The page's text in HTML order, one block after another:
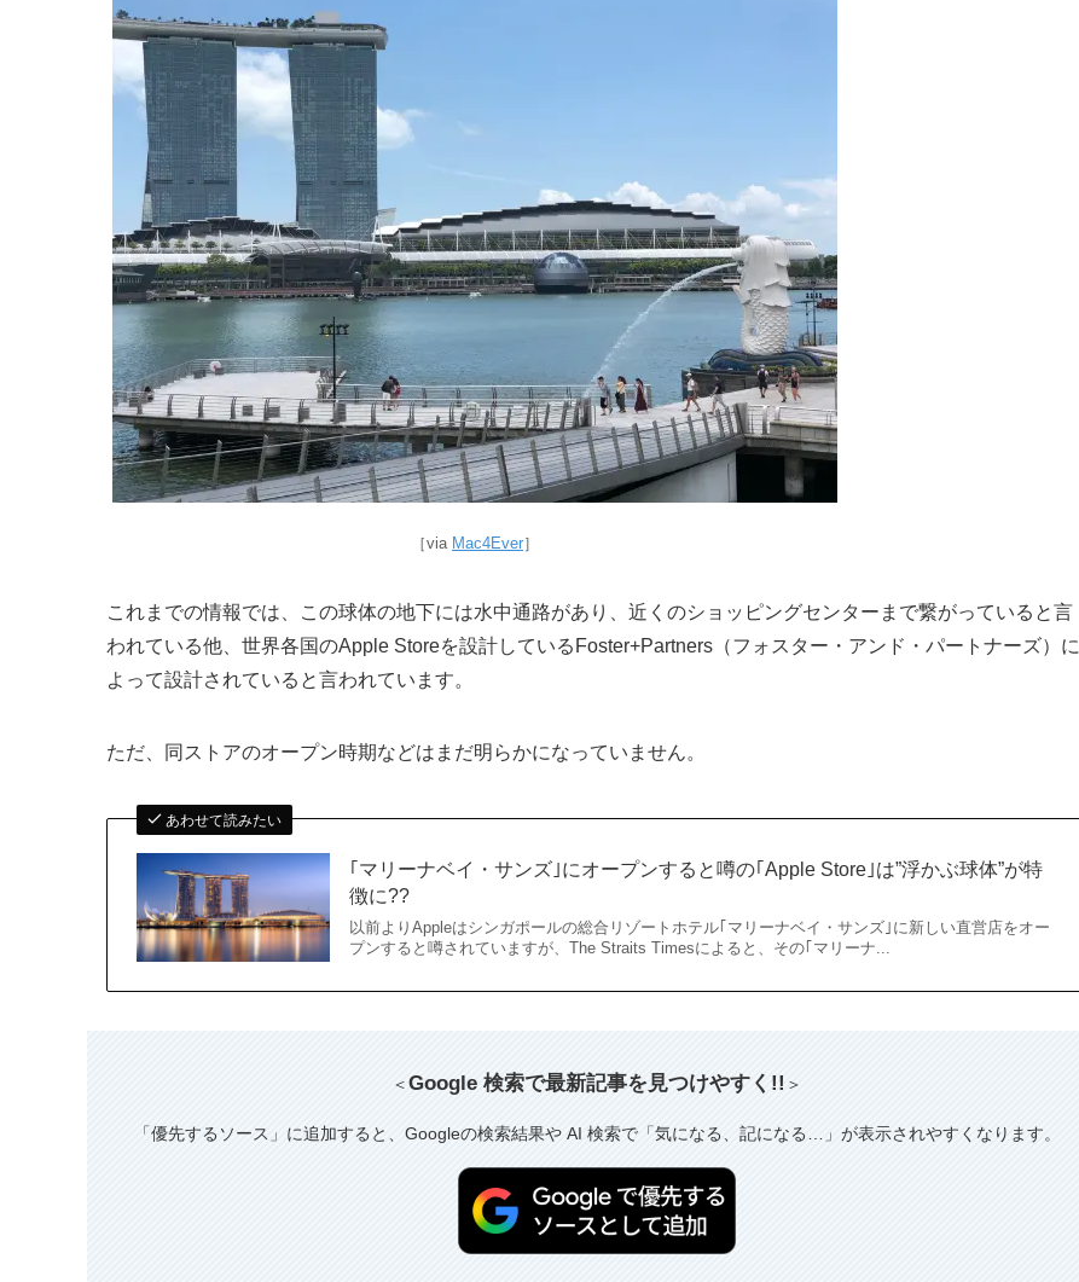
［via Mac4Ever］
これまでの情報では、この球体の地下には水中通路があり、近くのショッピングセンターまで繋がっていると言
われている他、世界各国のApple Storeを設計しているFoster+Partners（フォスター・アンド・パートナーズ）に
よって設計されていると言われています。
ただ、同ストアのオープン時期などはまだ明らかになっていません。
あわせて読みたい
｢マリーナベイ・サンズ｣にオープンすると噂の｢Apple Store｣は”浮かぶ球体”が特
徴に??
以前よりAppleはシンガポールの総合リゾートホテル｢マリーナベイ・サンズ｣に新しい直営店をオー
プンすると噂されていますが、The Straits Timesによると、その｢マリーナ...
＜Google 検索で最新記事を見つけやすく!! ＞
「優先するソース」に追加すると、Googleの検索結果や AI 検索で「気になる、記になる…」が表示されやすくなります。